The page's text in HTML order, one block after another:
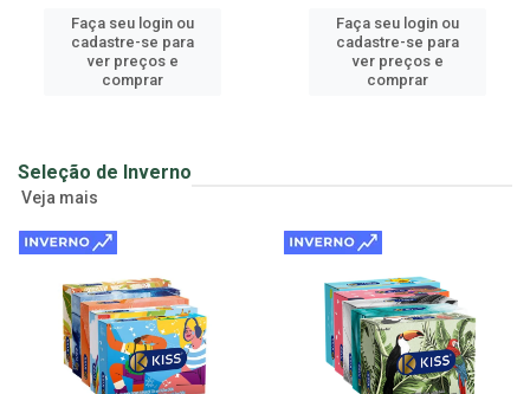
Faça seu login ou
cadastre-se para
ver preços e
comprar
Faça seu login ou
cadastre-se para
ver preços e
comprar
Seleção de Inverno
Veja mais